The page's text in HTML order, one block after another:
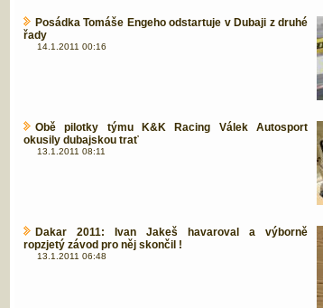
Posádka Tomáše Engeho odstartuje v Dubaji z druhé
řady
14.1.2011 00:16
Obě pilotky týmu K&K Racing Válek Autosport
okusily dubajskou trať
13.1.2011 08:11
Dakar 2011: Ivan Jakeš havaroval a výborně
ropzjetý závod pro něj skončil !
13.1.2011 06:48